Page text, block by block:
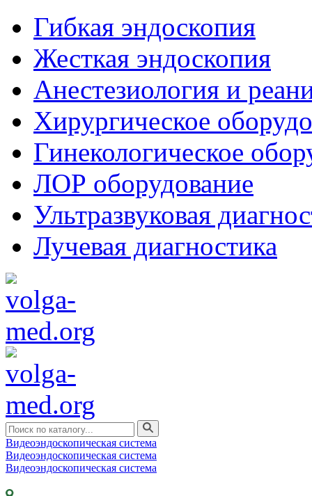
Гибкая эндоскопия
Жесткая эндоскопия
Анестезиология и
Хирургическое
Гинекологическое
ЛОР оборудование
Ультразвуковая
Лучевая диагностика
Видеоэндоскопическая система
Видеоэндоскопическая система
Видеоэндоскопическая система